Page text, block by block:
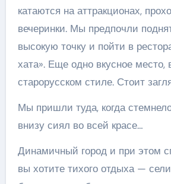
катаются на аттракционах,
вечеринки. Мы предпочли
высокую точку и пойти в
хата». Еще одно вкусное место,
старорусском стиле. Стоит
Мы пришли туда, когда
внизу сиял во всей красе…
Динамичный город и при этом
вы хотите тихого отдыха —